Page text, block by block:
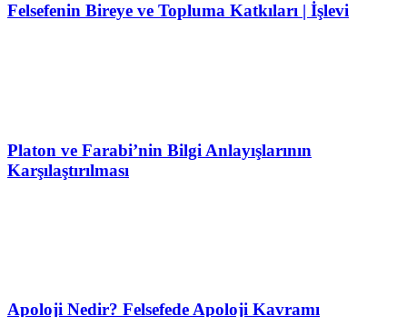
Felsefenin Bireye ve Topluma Katkıları | İşlevi
Platon ve Farabi’nin Bilgi Anlayışlarının
Karşılaştırılması
Apoloji Nedir? Felsefede Apoloji Kavramı